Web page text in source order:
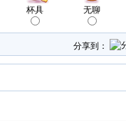
杯具 无聊
分享到：